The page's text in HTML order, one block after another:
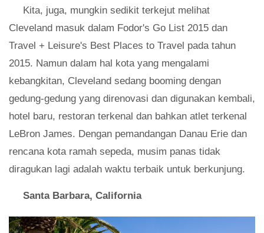
Kita, juga, mungkin sedikit terkejut melihat
Cleveland masuk dalam Fodor's Go List 2015 dan
Travel + Leisure's Best Places to Travel pada tahun
2015. Namun dalam hal kota yang mengalami
kebangkitan, Cleveland sedang booming dengan
gedung-gedung yang direnovasi dan digunakan kembali,
hotel baru, restoran terkenal dan bahkan atlet terkenal
LeBron James. Dengan pemandangan Danau Erie dan
rencana kota ramah sepeda, musim panas tidak
diragukan lagi adalah waktu terbaik untuk berkunjung.
Santa Barbara, California